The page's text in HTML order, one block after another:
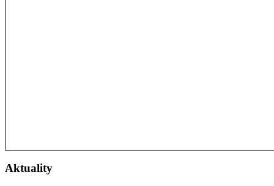
Aktuality